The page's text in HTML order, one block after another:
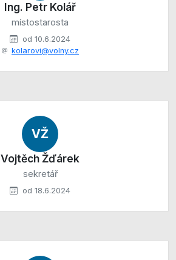
Ing. Petr Kolář
místostarosta
od 10.6.2024
kolarovi@volny.cz
VŽ
Vojtěch Žďárek
sekretář
od 18.6.2024